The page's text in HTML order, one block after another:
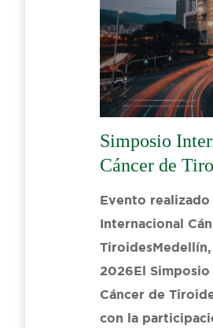
Simposio
Cáncer de
Evento
Internacional
2026El
Cáncer de
con la